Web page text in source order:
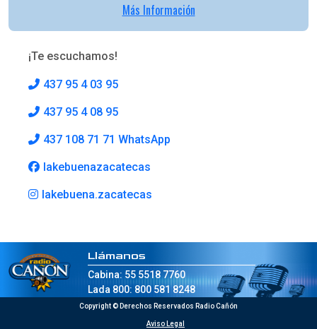
Más Información
¡Te escuchamos!
437 95 4 03 95
437 95 4 08 95
437 108 71 71 WhatsApp
lakebuenazacatecas
lakebuena.zacatecas
Llámanos
Cabina: 55 5518 7760
Lada 800: 800 581 8248
Copyright © Derechos Reservados Radio Cañón
Aviso Legal